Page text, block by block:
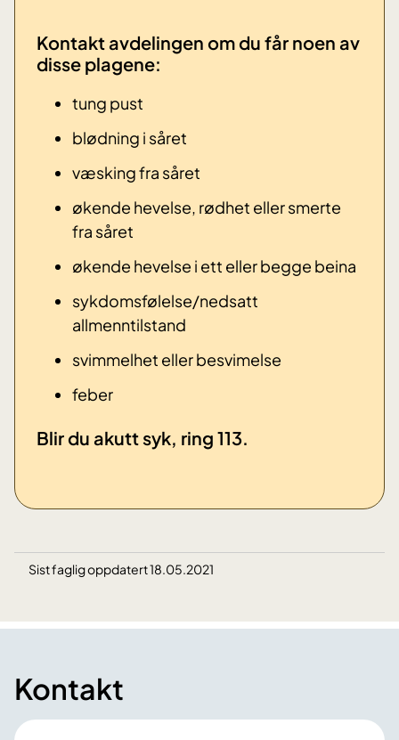
Kontakt avdelingen om du får noen av
disse plagene: ​
tung pust
blødning i såret
væsking fra såret
økende hevelse, rødhet eller smerte
fra såret
økende hevelse i ett eller begge beina
sykdomsfølelse/nedsatt
allmenntilstand
svimmelhet eller besvimelse
​feber
​Blir du akutt syk, ring 113.
Sist faglig oppdatert 18.05.2021
Kontakt